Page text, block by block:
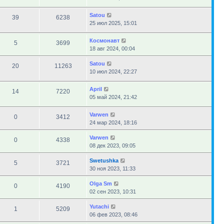
39 6238
Satou
25 июл 2025, 15:01
5 3699
Космонавт
18 авг 2024, 00:04
20 11263
Satou
10 июл 2024, 22:27
14 7220
April
05 май 2024, 21:42
0 3412
Varwen
24 мар 2024, 18:16
0 4338
Varwen
08 дек 2023, 09:05
5 3721
Swetushka
30 ноя 2023, 11:33
0 4190
Olga Sm
02 сен 2023, 10:31
1 5209
Yutachi
06 фев 2023, 08:46